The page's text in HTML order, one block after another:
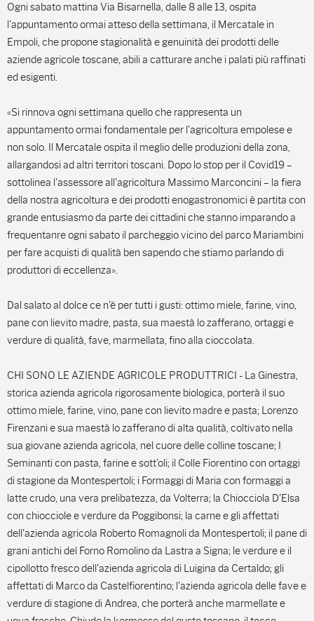
Ogni sabato mattina Via Bisarnella, dalle 8 alle 13, ospita
l'appuntamento ormai atteso della settimana, il Mercatale in
Empoli, che propone stagionalità e genuinità dei prodotti delle
aziende agricole toscane, abili a catturare anche i palati più raffinati
ed esigenti.
«Si rinnova ogni settimana quello che rappresenta un
appuntamento ormai fondamentale per l'agricoltura empolese e
non solo. Il Mercatale ospita il meglio delle produzioni della zona,
allargandosi ad altri territori toscani. Dopo lo stop per il Covid19 –
sottolinea l'assessore all'agricoltura Massimo Marconcini – la fiera
della nostra agricoltura e dei prodotti enogastronomici è partita con
grande entusiasmo da parte dei cittadini che stanno imparando a
frequentanre ogni sabato il parcheggio vicino del parco Mariambini
per fare acquisti di qualità ben sapendo che stiamo parlando di
produttori di eccellenza».
Dal salato al dolce ce n'è per tutti i gusti: ottimo miele, farine, vino,
pane con lievito madre, pasta, sua maestà lo zafferano, ortaggi e
verdure di qualità, fave, marmellata, fino alla cioccolata.
CHI SONO LE AZIENDE AGRICOLE PRODUTTRICI - La Ginestra,
storica azienda agricola rigorosamente biologica, porterà il suo
ottimo miele, farine, vino, pane con lievito madre e pasta; Lorenzo
Firenzani e sua maestà lo zafferano di alta qualità, coltivato nella
sua giovane azienda agricola, nel cuore delle colline toscane; I
Seminanti con pasta, farine e sott'oli; il Colle Fiorentino con ortaggi
di stagione da Montespertoli; i Formaggi di Maria con formaggi a
latte crudo, una vera prelibatezza, da Volterra; la Chiocciola D'Elsa
con chiocciole e verdure da Poggibonsi; la carne e gli affettati
dell'azienda agricola Roberto Romagnoli da Montespertoli; il pane di
grani antichi del Forno Romolino da Lastra a Signa; le verdure e il
cipollotto fresco dell'azienda agricola di Luigina da Certaldo; gli
affettati di Marco da Castelfiorentino; l'azienda agricola delle fave e
verdure di stagione di Andrea, che porterà anche marmellate e